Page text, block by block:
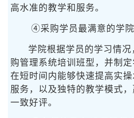
高水准的教学和服务。
④采购学员最满意的学院
学院根据学员的学习情
购管理系统培训班型，并制
在短时间内能够快速提高实
服务，以及独特的教学模式
一致好评。